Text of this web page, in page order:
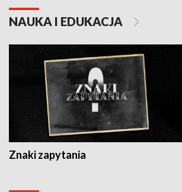
NAUKA I EDUKACJA
Znaki zapytania